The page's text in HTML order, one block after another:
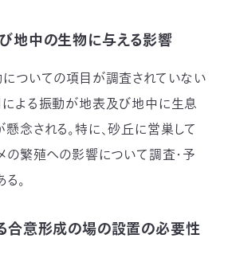
地中の生物に与える影響
ついての項目が調査されていない
による振動が地表及び地中に生息
念される。特に、砂丘に営巣して
の繁殖への影響について調査・予
。
合意形成の場の設置の必要性